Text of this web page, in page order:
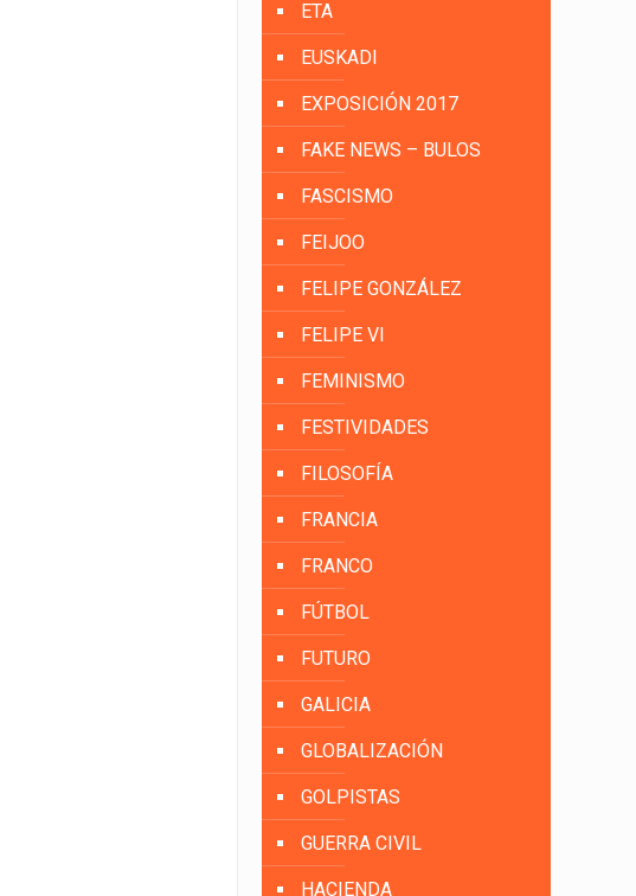
ETA
EUSKADI
EXPOSICIÓN 2017
FAKE NEWS – BULOS
FASCISMO
FEIJOO
FELIPE GONZÁLEZ
FELIPE VI
FEMINISMO
FESTIVIDADES
FILOSOFÍA
FRANCIA
FRANCO
FÚTBOL
FUTURO
GALICIA
GLOBALIZACIÓN
GOLPISTAS
GUERRA CIVIL
HACIENDA